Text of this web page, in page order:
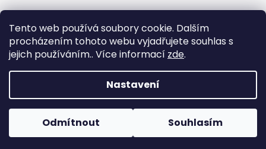
Tento web používá soubory cookie. Dalším
procházením tohoto webu vyjadřujete souhlas s
jejich používáním.. Více informací zde.
Nastavení
Odmítnout Souhlasím
Vytvořil Shoptet
Copyright 2026
. Všechna práva
vyhrazena.